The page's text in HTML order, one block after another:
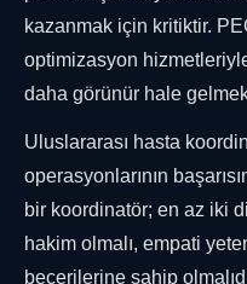
kazanmak için kritiktir.
optimizasyon
daha görünür hale
Uluslararası hasta
operasyonlarının
bir koordinatör; en az iki
hakim olmalı, empati
becerilerine sahip